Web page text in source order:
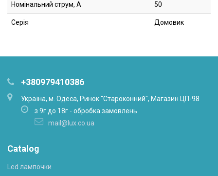
Номінальний струм, А 50
Серія Домовик
+380979410386
Українa, м. Одеса, Ринок "Староконний", Магазин ЦП-98
з 9г до 18г - обробка замовлень
mail@lux.co.ua
Catalog
Led лампочки